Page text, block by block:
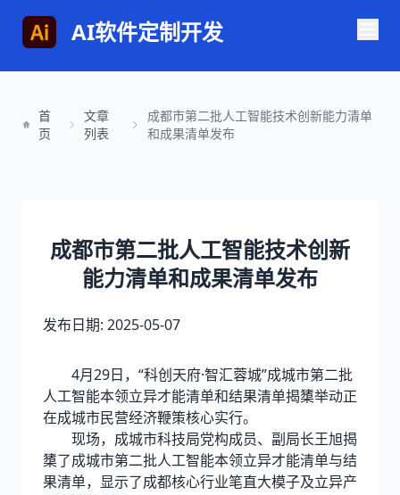
AI软件定制开发
首
页
文章
列表
成都市第二批人工智能技术创新能力清单
和成果清单发布
成都市第二批人工智能技术创新
能力清单和成果清单发布
发布日期: 2025-05-07
4月29日，“科创天府·智汇蓉城”成城市第二批
人工智能本领立异才能清单和结果清单揭橥举动正
在成城市民营经济鞭策核心实行。
现场，成城市科技局党构成员、副局长王旭揭
橥了成城市第二批人工智能本领立异才能清单与结
果清单，显示了成都核心行业笔直大模子及立异产